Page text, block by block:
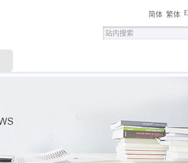
简体 繁体